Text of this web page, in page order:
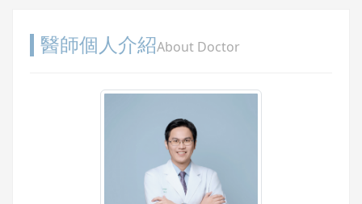
醫師個人介紹About Doctor